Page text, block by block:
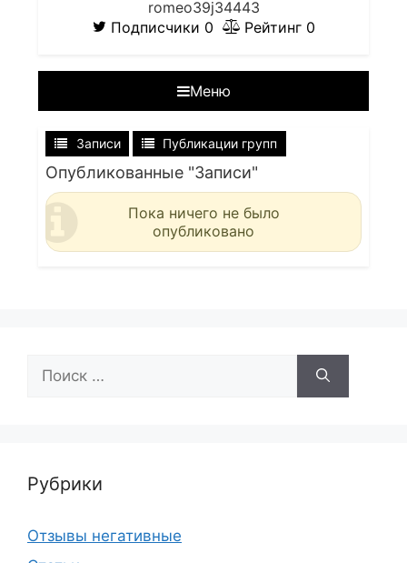
romeo39j34443
Подписчики 0 Рейтинг 0
Меню
Записи Публикации групп
Опубликованные "Записи"
Пока ничего не было
опубликовано
Рубрики
Отзывы негативные